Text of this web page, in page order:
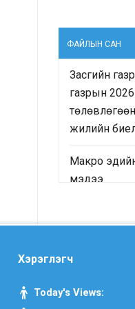
ФАЙЛЫН САН
Засгийн
газрын
жилийн
Макро
мэдээ
2024-2028
болон
Хэрэглэгч
Today's Views: